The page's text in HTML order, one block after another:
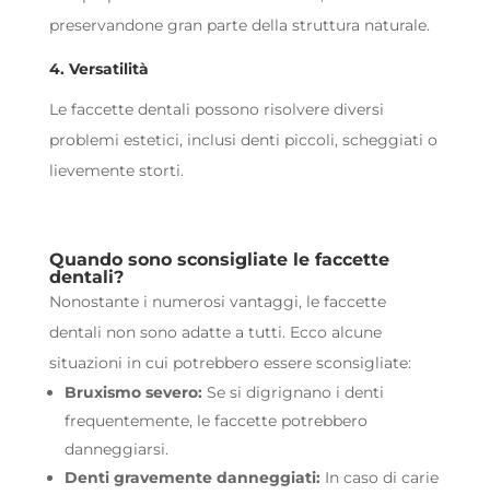
preservandone gran parte della struttura naturale.
4. Versatilità
Le faccette dentali possono risolvere diversi
problemi estetici, inclusi denti piccoli, scheggiati o
lievemente storti.
Quando sono sconsigliate le faccette
dentali?
Nonostante i numerosi vantaggi, le faccette
dentali non sono adatte a tutti. Ecco alcune
situazioni in cui potrebbero essere sconsigliate:
Bruxismo severo: Se si digrignano i denti
frequentemente, le faccette potrebbero
danneggiarsi.
Denti gravemente danneggiati: In caso di carie